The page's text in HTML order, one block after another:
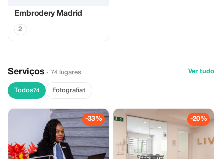
Embrodery Madrid
2
Serviços · 74 lugares Ver tudo
Todos74 Fotografia1
-33% -20%